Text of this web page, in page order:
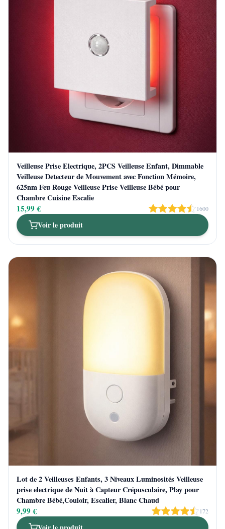
Veilleuse Prise Electrique, 2PCS Veilleuse Enfant, Dimmable
Veilleuse Detecteur de Mouvement avec Fonction Mémoire,
625nm Feu Rouge Veilleuse Prise Veilleuse Bébé pour
Chambre Cuisine Escalie
15,99 € 1600
Voir le produit
Lot de 2 Veilleuses Enfants, 3 Niveaux Luminosités Veilleuse
prise electrique de Nuit à Capteur Crépusculaire, Play pour
Chambre Bébé,Couloir, Escalier, Blanc Chaud
9,99 € 172